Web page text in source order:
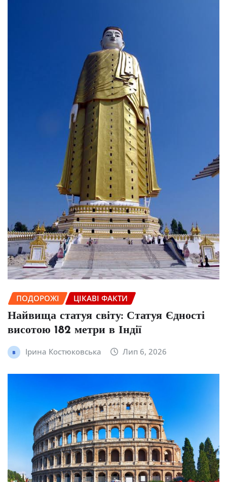
ПОДОРОЖІ ЦІКАВІ ФАКТИ
Найвища статуя світу: Статуя Єдності
висотою 182 метри в Індії
Ірина Костюковська Лип 6, 2026